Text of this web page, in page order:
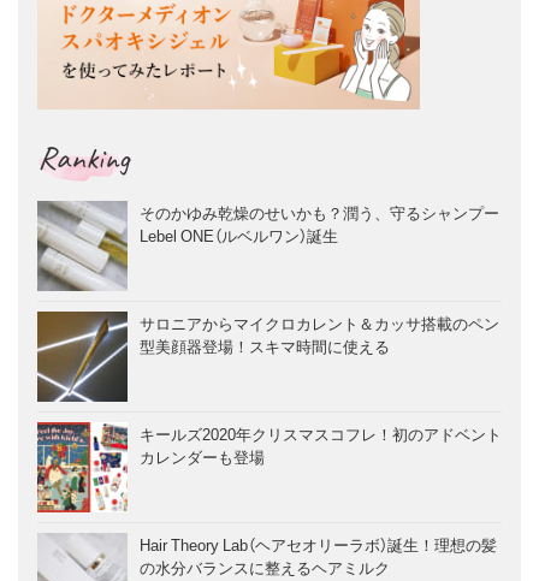
Ranking
そのかゆみ乾燥のせいかも？潤う、守るシャンプー
Lebel ONE（ルベルワン）誕生
サロニアからマイクロカレント＆カッサ搭載のペン
型美顔器登場！スキマ時間に使える
キールズ2020年クリスマスコフレ！初のアドベント
カレンダーも登場
Hair Theory Lab（ヘアセオリーラボ）誕生！理想の髪
の水分バランスに整えるヘアミルク